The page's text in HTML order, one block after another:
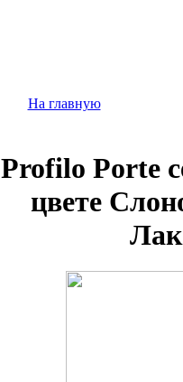
На главную
Profilo Porte
цвете